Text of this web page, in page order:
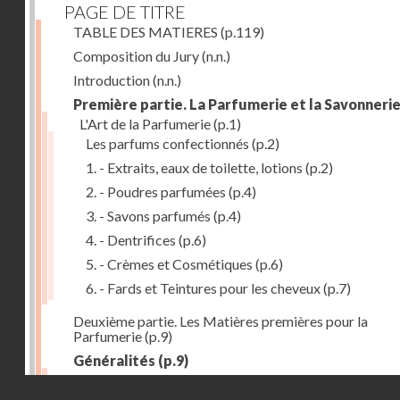
PAGE DE TITRE
TABLE DES MATIERES (p.119)
Composition du Jury(n.n.)
Introduction(n.n.)
Première partie. La Parfumerie et la Savonnerie
L'Art de la Parfumerie(p.1)
Les parfums confectionnés (p.2)
1. - Extraits, eaux de toilette, lotions (p.2)
2. - Poudres parfumées (p.4)
3. - Savons parfumés (p.4)
4. - Dentrifices (p.6)
5. - Crèmes et Cosmétiques (p.6)
6. - Fards et Teintures pour les cheveux(p.7)
Deuxième partie. Les Matières premières pour la
Parfumerie(p.9)
Généralités (p.9)
Les parfums naturels(p.10)